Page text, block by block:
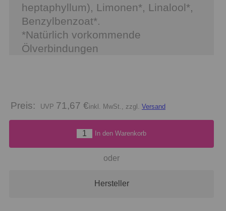
heptaphyllum), Limonen*, Linalool*,
Benzylbenzoat*.
*Natürlich vorkommende
Ölverbindungen
Preis: 71,67 €inkl. MwSt., zzgl. Versand
In den Warenkorb
oder
Hersteller